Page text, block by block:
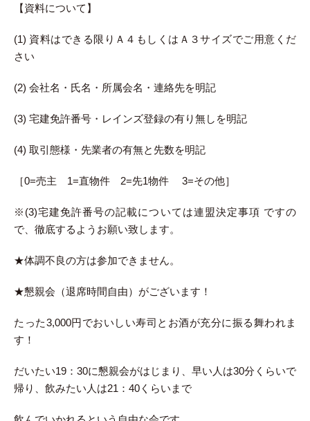
【資料について】
(1) 資料はできる限りＡ４もしくはＡ３サイズでご用意くだ
さい
(2) 会社名・氏名・所属会名・連絡先を明記
(3) 宅建免許番号・レインズ登録の有り無しを明記
(4) 取引態様・先業者の有無と先数を明記
［0=売主 1=直物件 2=先1物件 3=その他］
※(3)宅建免許番号の記載については連盟決定事項 ですの
で、徹底するようお願い致します。
★体調不良の方は参加できません。
★懇親会（退席時間自由）がございます！
たった3,000円でおいしい寿司とお酒が充分に振る舞われま
す！
だいたい19：30に懇親会がはじまり、早い人は30分くらいで
帰り、飲みたい人は21：40くらいまで